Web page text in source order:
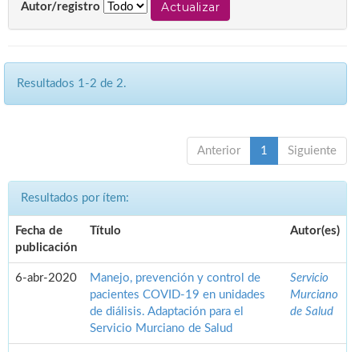
Autor/registro
Resultados 1-2 de 2.
Anterior 1 Siguiente
Resultados por ítem:
Fecha de
publicación
Título Autor(es)
6-abr-2020
Manejo, prevención y control de
pacientes COVID-19 en unidades
de diálisis. Adaptación para el
Servicio Murciano de Salud
Servicio
Murciano
de Salud